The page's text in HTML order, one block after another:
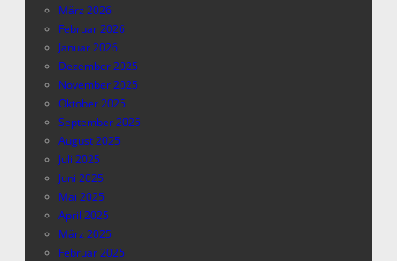
März 2026
Februar 2026
Januar 2026
Dezember 2025
November 2025
Oktober 2025
September 2025
August 2025
Juli 2025
Juni 2025
Mai 2025
April 2025
März 2025
Februar 2025